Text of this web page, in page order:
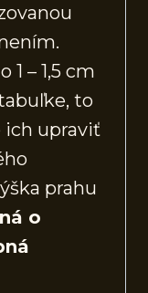
1 – 1,5 cm
to
ich upraviť
prahu
o